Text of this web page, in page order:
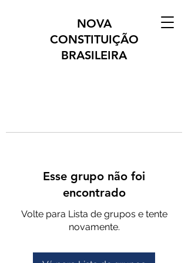
NOVA
CONSTITUIÇÃO
BRASILEIRA
Esse grupo não foi
encontrado
Volte para Lista de grupos e tente
novamente.